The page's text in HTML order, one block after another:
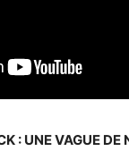
: UNE VAGUE DE